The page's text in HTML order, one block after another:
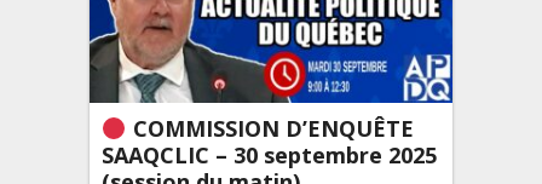
COMMISSION D’ENQUÊTE
SAAQCLIC – 30 septembre 2025